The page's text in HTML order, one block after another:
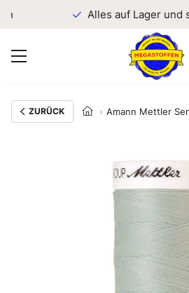
Alles auf Lager und
ZURÜCK Amann Mettler